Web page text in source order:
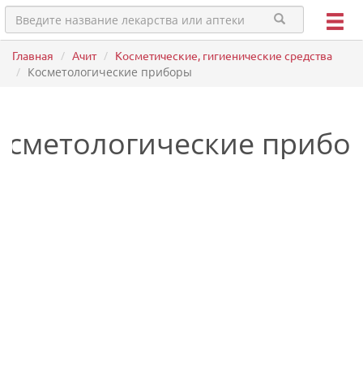
Главная Ачит Косметические, гигиенические средства
Косметологические приборы